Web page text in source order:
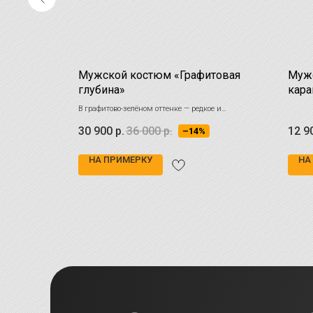
смотрится
Мужской костюм «Графитовая
глубина»
В графитово-зелёном оттенке — редкое и
выразительное решение для тех, кто устал от
стандартных чёрных и синих костюмов
30 900 р. 36 000 р. –14%
НА ПРИМЕРКУ
12
НА